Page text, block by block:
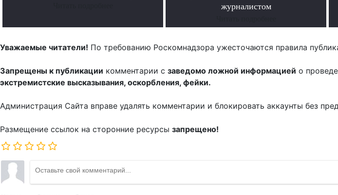
журналистом
Уважаемые читатели! По требованию Роскомнадзора ужесточаются правила
Запрещены к публикации комментарии с заведомо ложной информацией о
экстремистские высказывания, оскорбления, фейки.
Администрация Сайта вправе удалять комментарии и блокировать аккаунты без
Размещение ссылок на сторонние ресурсы запрещено!